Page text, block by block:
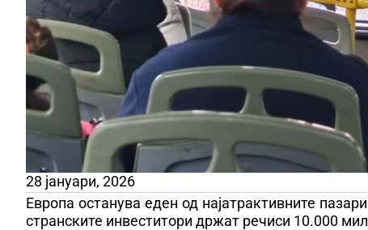
28 јануари, 2026
Европа останува еден од најатрактивните
странските инвеститори држат речиси 10.000